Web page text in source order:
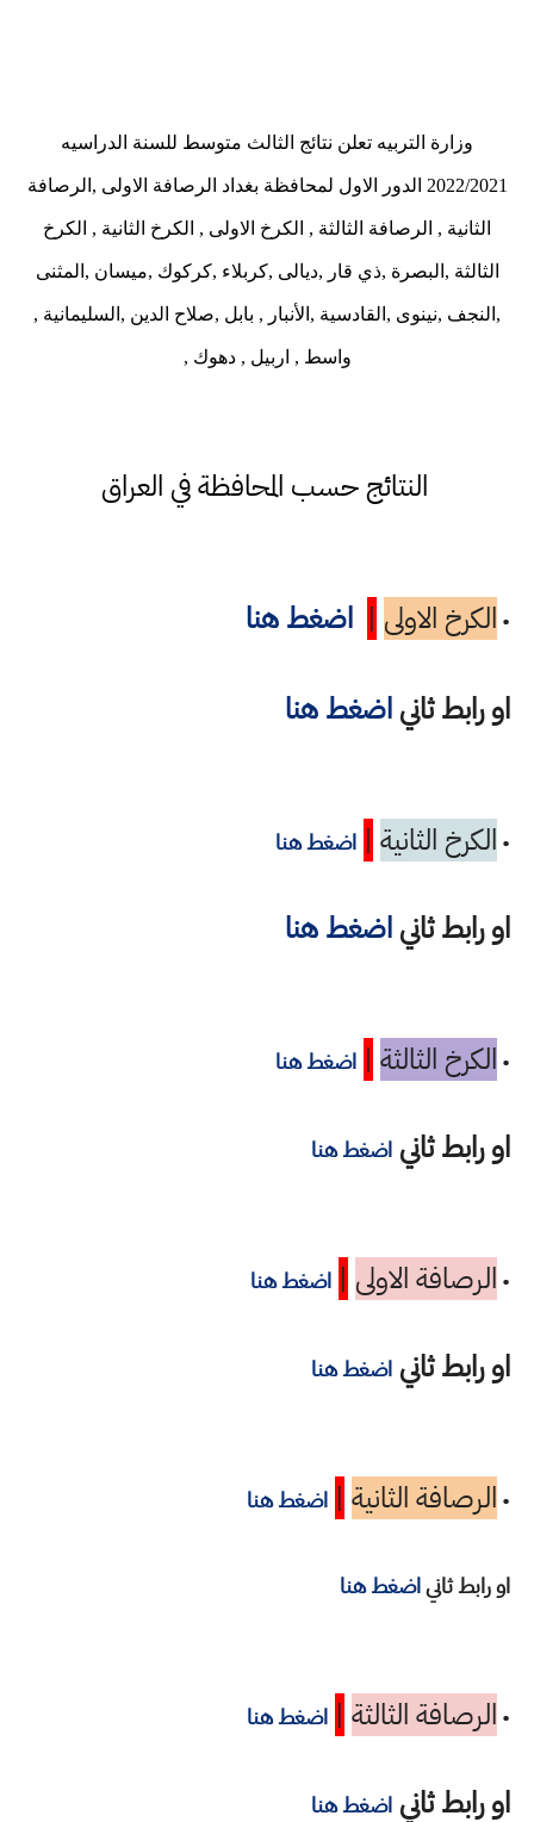
وزارة التربيه تعلن نتائج الثالث متوسط للسنة الدراسيه
2022/2021 الدور الاول لمحافظة بغداد الرصافة الاولى ,الرصافة
الثانية , الرصافة الثالثة , الكرخ الاولى , الكرخ الثانية , الكرخ
الثالثة ,البصرة ,ذي قار ,ديالى ,كربلاء ,كركوك ,ميسان ,المثنى
,النجف ,نينوى ,القادسية ,الأنبار , بابل ,صلاح الدين ,السليمانية ,
واسط , اربيل , دهوك ,
النتائج حسب المحافظة في العراق
• الكرخ الاولى | اضغط هنا
او رابط ثانياضغط هنا
• الكرخ الثانية | اضغط هنا
او رابط ثانياضغط هنا
• الكرخ الثالثة | اضغط هنا
او رابط ثاني اضغط هنا
• الرصافة الاولى | اضغط هنا
او رابط ثاني اضغط هنا
• الرصافة الثانية | اضغط هنا
او رابط ثانياضغط هنا
• الرصافة الثالثة | اضغط هنا
او رابط ثاني اضغط هنا